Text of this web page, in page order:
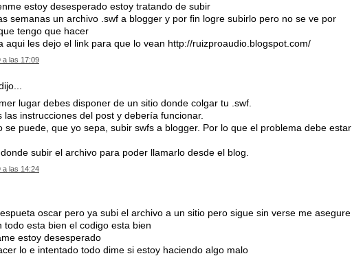
estoy desesperado estoy tratando de subir
semanas un archivo .swf a blogger y por fin logre subirlo pero no se ve por
tengo que hacer
aqui les dejo el link para que lo vean http://ruizproaudio.blogspot.com/
a las 17:09
lugar debes disponer de un sitio donde colgar tu .swf.
las instrucciones del post y debería funcionar.
se puede, que yo sepa, subir swfs a blogger. Por lo que el problema debe estar
subir el archivo para poder llamarlo desde el blog.
a las 14:24
oscar pero ya subi el archivo a un sitio pero sigue sin verse me asegure
todo esta bien el codigo esta bien
estoy desesperado
lo e intentado todo dime si estoy haciendo algo malo